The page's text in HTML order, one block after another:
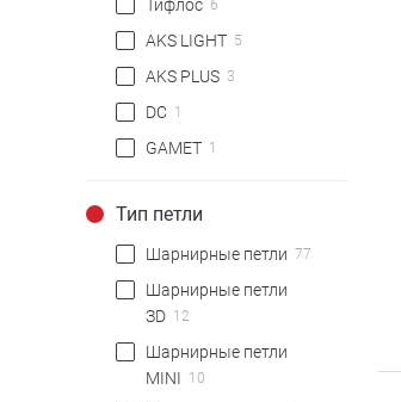
Тифлос 6
AKS LIGHT 5
AKS PLUS 3
DC 1
GAMET 1
Тип петли
Шарнирные петли 77
Шарнирные петли
ЗD 12
Шарнирные петли
MINI 10